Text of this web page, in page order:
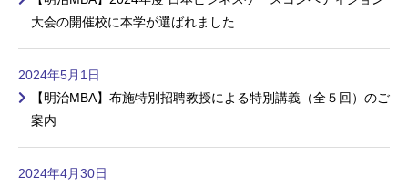
大会の開催校に本学が選ばれました
2024年5月1日
【明治MBA】布施特別招聘教授による特別講義（全５回）のご
案内
2024年4月30日